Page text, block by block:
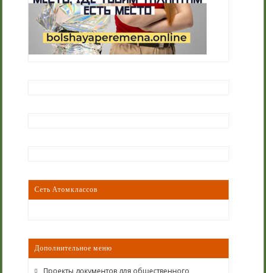
Сеть Атомклассов
Дополнительное меню